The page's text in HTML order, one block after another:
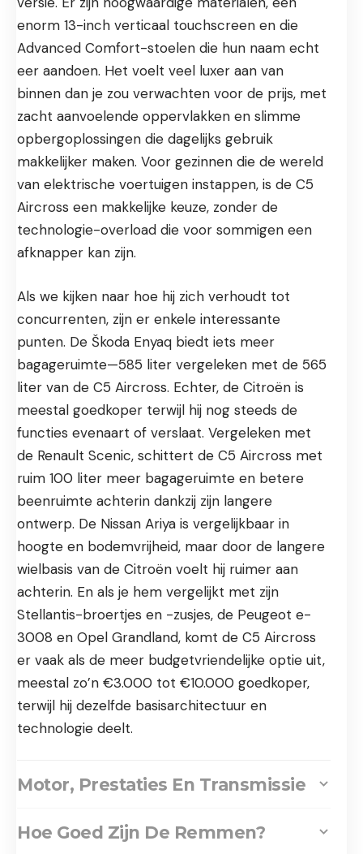
enorm 13-inch verticaal touchscreen en die
Advanced Comfort-stoelen die hun naam echt
eer aandoen. Het voelt veel luxer aan van
binnen dan je zou verwachten voor de prijs, met
zacht aanvoelende oppervlakken en slimme
opbergoplossingen die dagelijks gebruik
makkelijker maken. Voor gezinnen die de wereld
van elektrische voertuigen instappen, is de C5
Aircross een makkelijke keuze, zonder de
technologie-overload die voor sommigen een
afknapper kan zijn.
Als we kijken naar hoe hij zich verhoudt tot
concurrenten, zijn er enkele interessante
punten. De Škoda Enyaq biedt iets meer
bagageruimte—585 liter vergeleken met de 565
liter van de C5 Aircross. Echter, de Citroën is
meestal goedkoper terwijl hij nog steeds de
functies evenaart of verslaat. Vergeleken met
de Renault Scenic, schittert de C5 Aircross met
ruim 100 liter meer bagageruimte en betere
beenruimte achterin dankzij zijn langere
ontwerp. De Nissan Ariya is vergelijkbaar in
hoogte en bodemvrijheid, maar door de langere
wielbasis van de Citroën voelt hij ruimer aan
achterin. En als je hem vergelijkt met zijn
Stellantis-broertjes en -zusjes, de Peugeot e-
3008 en Opel Grandland, komt de C5 Aircross
er vaak als de meer budgetvriendelijke optie uit,
meestal zo’n €3.000 tot €10.000 goedkoper,
terwijl hij dezelfde basisarchitectuur en
technologie deelt.
Motor, Prestaties En Transmissie
Hoe Goed Zijn De Remmen?